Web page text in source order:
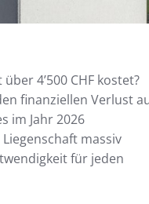
4’500 CHF kostet?
finanziellen Verlust
im Jahr 2026
massiv
für jeden